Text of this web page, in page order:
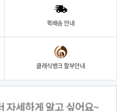
퀵배송 안내
클래식뱅크 할부안내